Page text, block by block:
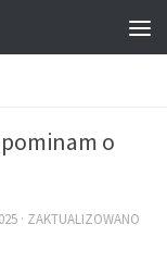
o
· ZAKTUALIZOWANO